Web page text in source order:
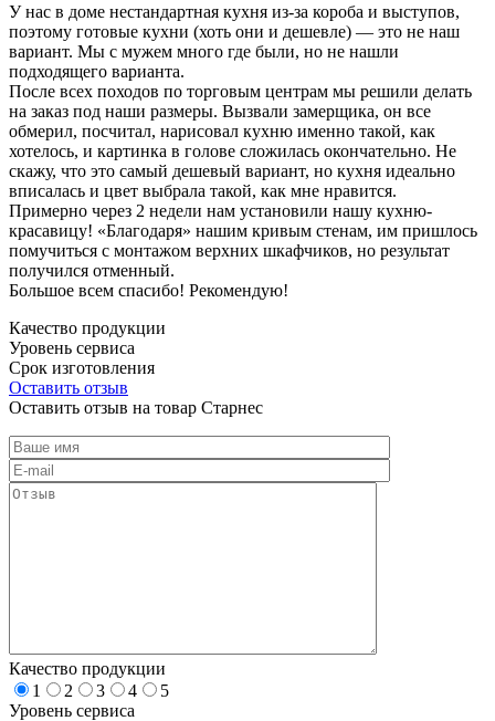
У нас в доме нестандартная кухня из-за короба и выступов,
поэтому готовые кухни (хоть они и дешевле) — это не наш
вариант. Мы с мужем много где были, но не нашли
подходящего варианта.
После всех походов по торговым центрам мы решили делать
на заказ под наши размеры. Вызвали замерщика, он все
обмерил, посчитал, нарисовал кухню именно такой, как
хотелось, и картинка в голове сложилась окончательно. Не
скажу, что это самый дешевый вариант, но кухня идеально
вписалась и цвет выбрала такой, как мне нравится.
Примерно через 2 недели нам установили нашу кухню-
красавицу! «Благодаря» нашим кривым стенам, им пришлось
помучиться с монтажом верхних шкафчиков, но результат
получился отменный.
Большое всем спасибо! Рекомендую!
Качество продукции
Уровень сервиса
Срок изготовления
Оставить отзыв
Оставить отзыв на товар Старнес
Качество продукции
1
2 3 4
5
Уровень сервиса